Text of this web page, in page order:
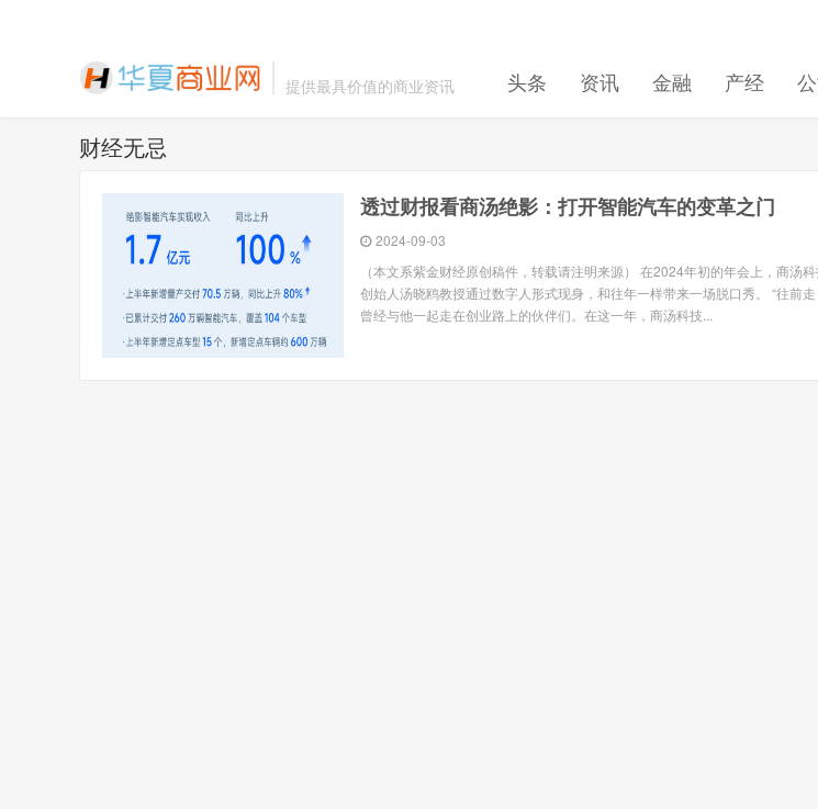
提供最具价值的商业资讯 头条 资讯 金融 产经
财经无忌
透过财报看商汤绝影：打开智能汽车的变革之门
2024-09-03
（本文系紫金财经原创稿件，转载请注明来源） 在2024年初的年会上，商汤
创始人汤晓鸥教授通过数字人形式现身，和往年一样带来一场脱口秀。 “往前
曾经与他一起走在创业路上的伙伴们。在这一年，商汤科技...